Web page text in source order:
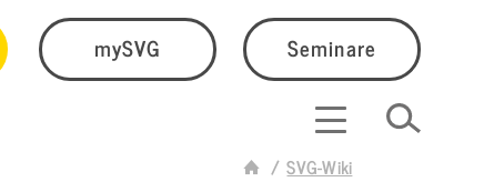
mySVG Seminare
SVG-Wiki